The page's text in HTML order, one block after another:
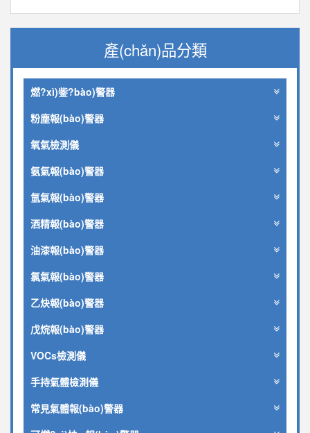
產(chǎn)品分類
燃?xì)鈭?bào)警器
粉塵報(bào)警器
氧氣檢測儀
氨氣報(bào)警器
氫氣報(bào)警器
酒精報(bào)警器
油漆報(bào)警器
氯氣報(bào)警器
乙炔報(bào)警器
戊烷報(bào)警器
VOCs檢測儀
手持氣體檢測儀
常見氣體報(bào)警器